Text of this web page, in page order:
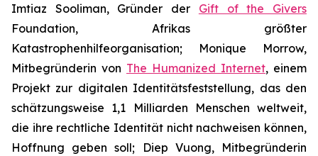
Imtiaz Sooliman, Gründer der Gift of the Givers
Foundation, Afrikas größter
Katastrophenhilfeorganisation; Monique Morrow,
Mitbegründerin von The Humanized Internet, einem
Projekt zur digitalen Identitätsfeststellung, das den
schätzungsweise 1,1 Milliarden Menschen weltweit,
die ihre rechtliche Identität nicht nachweisen können,
Hoffnung geben soll; Diep Vuong, Mitbegründerin